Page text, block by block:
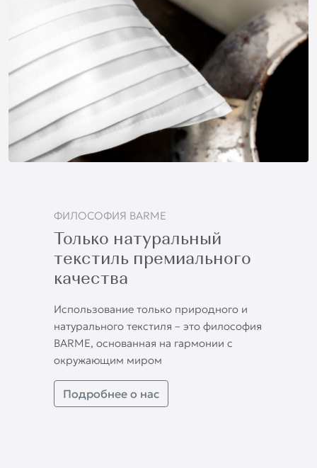
ФИЛОСОФИЯ BARME
Только натуральный
текстиль премиального
качества
Использование только природного и
натурального текстиля – это философия
BARME, основанная на гармонии с
окружающим миром
Подробнее о нас